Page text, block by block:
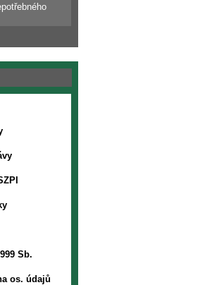
Sb.
os. údajů